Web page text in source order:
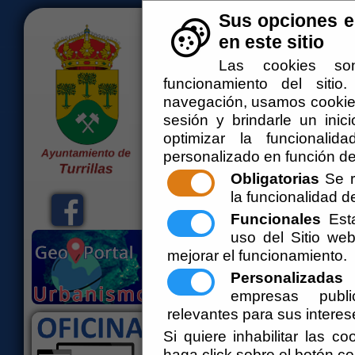
Sus opciones
en este sitio
Las cookies
funcionamiento del
navegación, usamos
sesión y brindarle un
optimizar la
personalizado en función
Obligatorias Se
la funcionalidad
Funcionales
uso del Sitio
mejorar el funcionamiento.
Personalizadas
empresas
relevantes para sus
Si quiere inhabilitar las
El Ayuntamiento
Bienvenidos a la web del Ayuntamiento
Perfil del